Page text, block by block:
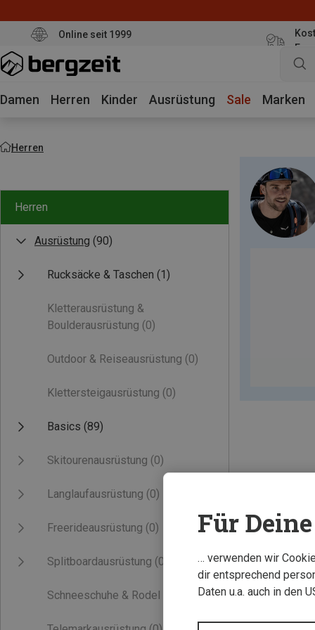
Online seit 1999
Damen Herren Kinder Ausrüstung Sale Marken
Herren
Herren
Ausrüstung (90)
Rucksäcke & Taschen (1)
Kletterausrüstung &
Boulderausrüstung (0)
Outdoor & Reiseausrüstung (0)
Klettersteigausrüstung (0)
Basics (89)
Skitourenausrüstung (0)
Langlaufausrüstung (0)
Freerideausrüstung (0)
Splitboardausrüstung (0)
Schneeschuhe & Rodel
Für
… verwenden wir
dir entsprechend
Daten u.a. auch in den